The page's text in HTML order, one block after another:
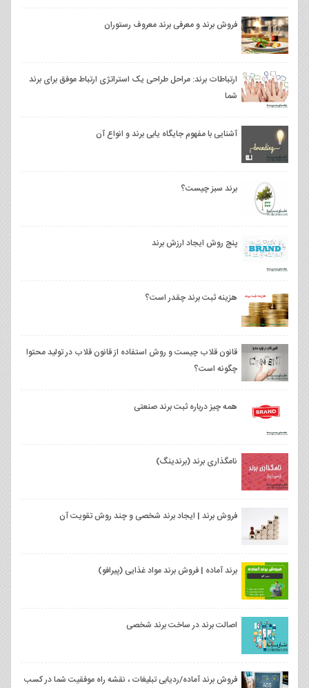
فروش برند و معرفی برند معروف رستوران
ارتباطات برند: مراحل طراحی یک استراتژی ارتباط موفق برای برند
شما
آشنایی با مفهوم جایگاه یابی برند و انواع آن
برند سبز چیست؟
پنج روش ايجاد ارزش برند
هزینه ثبت برند چقدر است؟
قانون قلاب چیست و روش استفاده از قانون قلاب در تولید محتوا
چگونه است؟
همه چیز درباره ثبت برند صنعتی
نامگذاری برند (برندینگ)
فروش برند | ایجاد برند شخصی و چند روش تقویت آن
برند آماده | فروش برند مواد غذایی (پیرافو)
اصالت برند در ساخت برند شخصی
فروش برند آماده/ردیابی تبلیغات ، نقشه راه موفقیت شما در کسب